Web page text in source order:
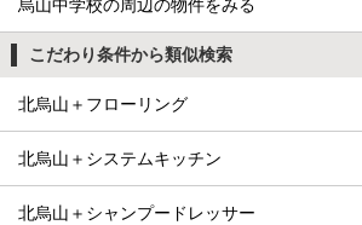
こだわり条件から類似検索
北烏山＋フローリング
北烏山＋システムキッチン
北烏山＋シャンプードレッサー